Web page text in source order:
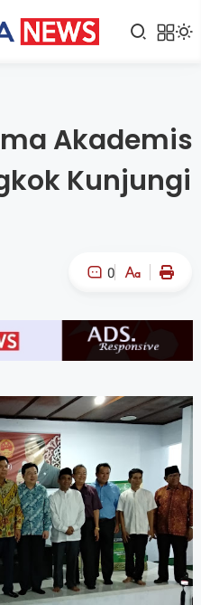
Akademis
Kunjungi
0
A- A+